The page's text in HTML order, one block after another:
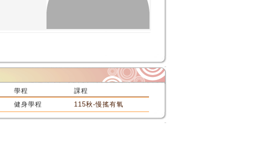
學程
課程
健身學程 115秋-慢搖有氧